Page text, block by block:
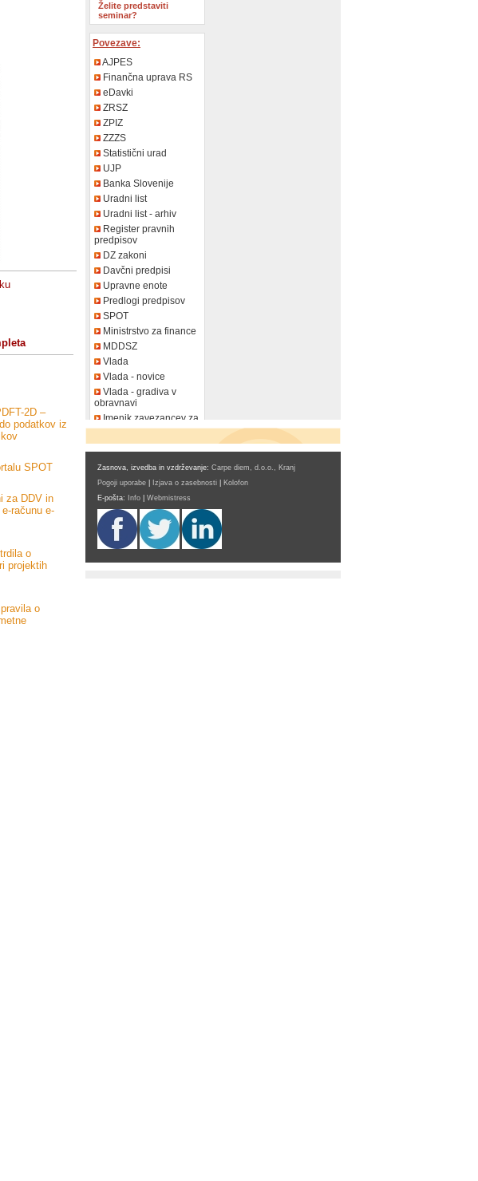
2D –
podatkov iz
SPOT
za DDV in
računu e-
o
projektih
o
Želite predstaviti
seminar?
Povezave:
AJPES
Finančna uprava RS
eDavki
ZRSZ
ZPIZ
ZZZS
Statistični urad
UJP
Banka Slovenije
Uradni list
Uradni list - arhiv
Register pravnih
predpisov
DZ zakoni
Davčni predpisi
Upravne enote
Predlogi predpisov
SPOT
Ministrstvo za finance
MDDSZ
Vlada
Vlada - novice
Vlada - gradiva v
obravnavi
Imenik zavezancev za
DDV
Zasnova, izvedba in vzdrževanje: Carpe diem, d.o.o., Kranj
Pogoji uporabe
Izjava o zasebnosti
Kolofon
E-pošta:
Info Webmistress